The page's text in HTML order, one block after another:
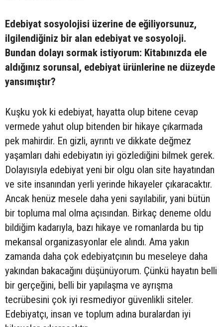
Edebiyat sosyolojisi üzerine de eğiliyorsunuz,
ilgilendiğiniz bir alan edebiyat ve sosyoloji.
Bundan dolayı sormak istiyorum: Kitabınızda ele
aldığınız sorunsal, edebiyat ürünlerine ne düzeyde
yansımıştır?
Kuşku yok ki edebiyat, hayatta olup bitene cevap
vermede yahut olup bitenden bir hikaye çıkarmada
pek mahirdir. En gizli, ayrıntı ve dikkate değmez
yaşamları dahi edebiyatın iyi gözlediğini bilmek gerek.
Dolayısıyla edebiyat yeni bir olgu olan site hayatından
ve site insanından yerli yerinde hikayeler çıkaracaktır.
Ancak henüz mesele daha yeni sayılabilir, yani bütün
bir topluma mal olma açısından. Birkaç deneme oldu
bildiğim kadarıyla, bazı hikaye ve romanlarda bu tip
mekansal organizasyonlar ele alındı. Ama yakın
zamanda daha çok edebiyatçının bu meseleye daha
yakından bakacağını düşünüyorum. Çünkü hayatın belli
bir gerçeğini, belli bir yapılaşma ve ayrışma
tecrübesini çok iyi resmediyor güvenlikli siteler.
Edebiyatçı, insan ve toplum adına buralardan iyi